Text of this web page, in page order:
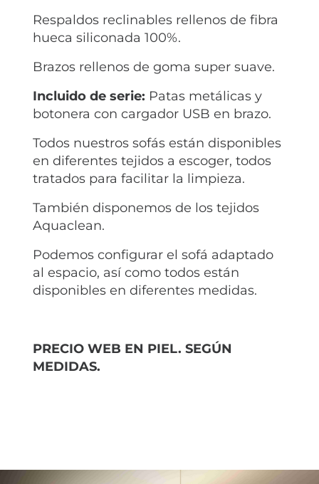
Respaldos reclinables rellenos de fibra
hueca siliconada 100%.
Brazos rellenos de goma super suave.
Incluido de serie: Patas metálicas y
botonera con cargador USB en brazo.
Todos nuestros sofás están disponibles
en diferentes tejidos a escoger, todos
tratados para facilitar la limpieza.
También disponemos de los tejidos
Aquaclean.
Podemos configurar el sofá adaptado
al espacio, así como todos están
disponibles en diferentes medidas.
PRECIO WEB EN PIEL. SEGÚN
MEDIDAS.